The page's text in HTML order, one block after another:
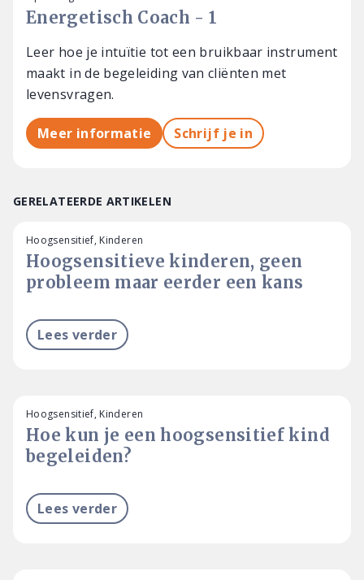
Energetisch Coach - 1
Leer hoe je intuïtie tot een bruikbaar instrument
maakt in de begeleiding van cliënten met
levensvragen.
Meer informatie Schrijf je in
GERELATEERDE ARTIKELEN
Hoogsensitieve kinderen, geen
probleem maar eerder een kans
Hoogsensitief, Kinderen
Lees verder
Hoe kun je een hoogsensitief kind
begeleiden?
Hoogsensitief, Kinderen
Lees verder